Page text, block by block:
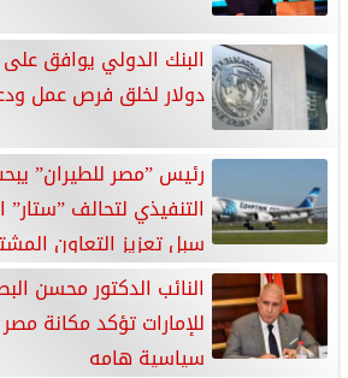
البنك الدولي يوافق
دولار لخلق فرص عمل
رئيس ”مصر للطيران”
التنفيذي لتحالف ”ستار”
سبل تعزيز التعاون
النائب الدكتور محسن
للإمارات تؤكد مكانة
سياسية هامه